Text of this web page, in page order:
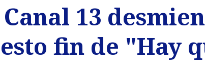
13
fin de "Hay